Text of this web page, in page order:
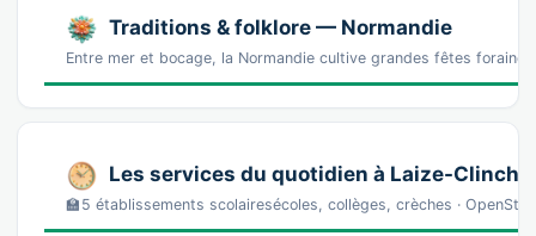
Traditions & folklore — Normandie
Entre mer et bocage, la Normandie cultive grandes fêtes
Les services du quotidien à Laize-
🏫5 établissements scolairesécoles, collèges, crèches ·